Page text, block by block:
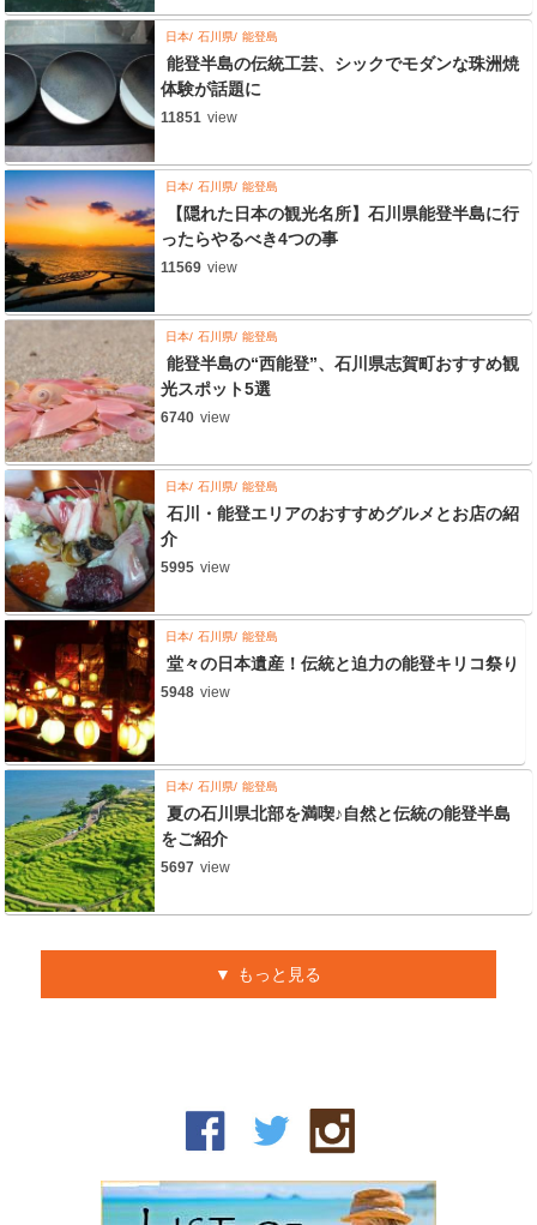
日本 石川県 能登島
能登半島の伝統工芸、シックでモダンな珠洲焼
体験が話題に
11851 view
日本 石川県 能登島
【隠れた日本の観光名所】石川県能登半島に行
ったらやるべき4つの事
11569 view
日本 石川県 能登島
能登半島の“西能登”、石川県志賀町おすすめ観
光スポット5選
6740 view
日本 石川県 能登島
石川・能登エリアのおすすめグルメとお店の紹
介
5995 view
日本 石川県 能登島
堂々の日本遺産！伝統と迫力の能登キリコ祭り
5948 view
日本 石川県 能登島
夏の石川県北部を満喫♪自然と伝統の能登半島
をご紹介
5697 view
もっと見る